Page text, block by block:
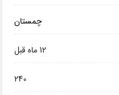
چمستان
12 ماه قبل
240